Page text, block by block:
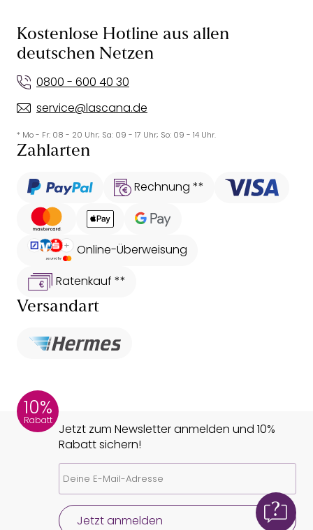
Kostenlose Hotline aus allen
deutschen Netzen
0800 - 600 40 30
service@lascana.de
* Mo - Fr: 08 - 20 Uhr; Sa: 09 - 17 Uhr; So: 09 - 14 Uhr.
Zahlarten
Rechnung **
Online-Überweisung
Ratenkauf **
Versandart
10%
Rabatt
Jetzt zum Newsletter anmelden und 10%
Rabatt sichern!
Jetzt anmelden